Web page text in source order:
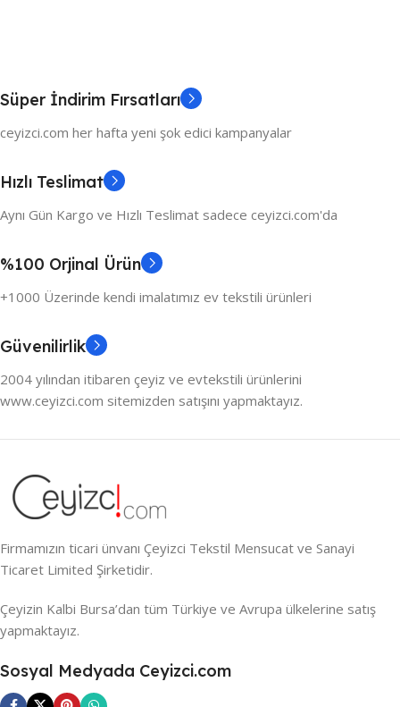
Süper İndirim Fırsatları
ceyizci.com her hafta yeni şok edici kampanyalar
Hızlı Teslimat
Aynı Gün Kargo ve Hızlı Teslimat sadece ceyizci.com'da
%100 Orjinal Ürün
+1000 Üzerinde kendi imalatımız ev tekstili ürünleri
Güvenilirlik
2004 yılından itibaren çeyiz ve evtekstili ürünlerini
www.ceyizci.com sitemizden satışını yapmaktayız.
Firmamızın ticari ünvanı Çeyizci Tekstil Mensucat ve Sanayi
Ticaret Limited Şirketidir.
Çeyizin Kalbi Bursa’dan tüm Türkiye ve Avrupa ülkelerine satış
yapmaktayız.
Sosyal Medyada Ceyizci.com